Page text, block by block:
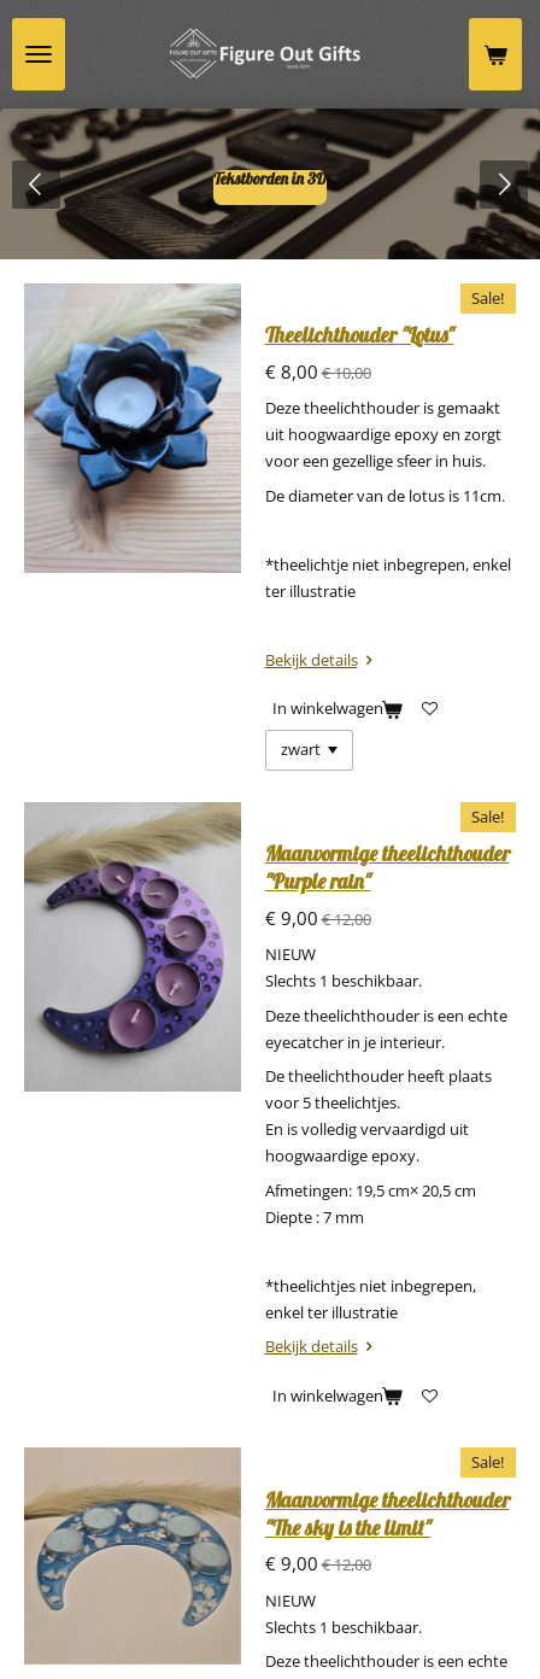
Ga
direct
hoofdinhoud
Tekstborden in 3D
Sale!
Theelichthouder "Lotus"
€ 8,00€ 10,00
Deze theelichthouder is gemaakt
uit hoogwaardige epoxy en zorgt
voor een gezellige sfeer in huis.
De diameter van de lotus is 11cm.
*theelichtje niet inbegrepen, enkel
ter illustratie
Bekijk details
In winkelwagen
Sale!
Maanvormige theelichthouder
"Purple rain"
€ 9,00€ 12,00
NIEUW
Slechts 1 beschikbaar.
Deze theelichthouder is een echte
eyecatcher in je interieur.
De theelichthouder heeft plaats
voor 5 theelichtjes.
En is volledig vervaardigd uit
hoogwaardige epoxy.
Afmetingen: 19,5 cm× 20,5 cm
Diepte : 7 mm
*theelichtjes niet inbegrepen,
enkel ter illustratie
Bekijk details
In winkelwagen
Sale!
Maanvormige theelichthouder
"The sky is the limit"
€ 9,00€ 12,00
NIEUW
Slechts 1 beschikbaar.
Deze theelichthouder is een echte